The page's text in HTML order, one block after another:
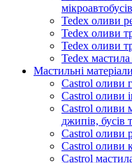
мікроавтобусів
Tedex оливи
Tedex оливи
Tedex оливи
Tedex мастила
Мастильні
Castrol оливи
Castrol оливи
Castrol оливи
джипів, бусів
Castrol оливи
Castrol оливи
Castrol